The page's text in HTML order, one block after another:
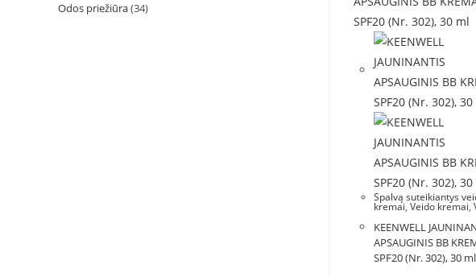
Spalvą suteikiantys
kremai, Veido kremai,
KEENWELL
APSAUGINIS BB
SPF20 (Nr. 302), 30 ml
Odos priežiūra(34)